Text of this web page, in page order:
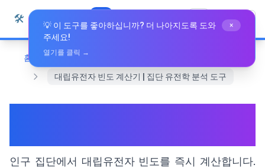
본문으로 건너뛰기
🛠️ Whiz Tools 한국어
홈
전문 도구
대립유전자 빈도 계산기 | 집단 유전학 분석 도구
인구 집단에서 대립유전자 빈도를 즉시 계산합니다.
💡 이 도구를 좋아하십니까? 더 나아지도록 도와
주세요!
×
열기를 클릭 →